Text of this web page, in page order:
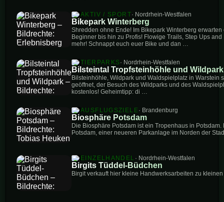
AKTIV / SPORT· Nordrhein-Westfalen
Bikepark Winterberg
Shredden ohne Ende! Im Bikepark Winterberg erwarten
Beginner bis hin zu Profis! Flowige Trails, Step Ups
mehr! Schnappt euch euer Bike und dan …
TIERPARKS· Nordrhein-Westfalen
Bilsteintal Tropfsteinhöhle und Wildpark
Bilsteinhöhle, Wildpark und Waldspielplatz in Warstein
geöffnet, der Besuch des Wildparks und des
kostenlos! Geheimtipp: di …
AUSFLUGSZIELE · Brandenburg
Biosphäre Potsdam
Die Biosphäre Potsdam ist ein Tropenhaus in Potsdam.
Potsdam, einer neueren Parkanlage im Norden der
EINZELHANDEL · Nordrhein-Westfalen
Birgits Tüddel-Büdchen
Birgit verkauft hier kleine Handwerksarbeiten zu